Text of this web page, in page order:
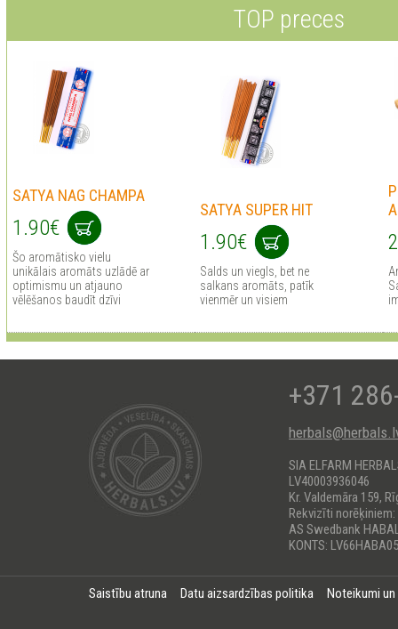
TOP preces
SATYA NAG CHAMPA
1.90€
Šo aromātisko vielu
unikālais aromāts uzlādē ar
optimismu un atjauno
vēlēšanos baudīt dzīvi
SATYA SUPER HIT
1.90€
Salds un viegls, bet ne
salkans aromāts, patīk
vienmēr un visiem
+371
SIA ELFARM
LV40003936046
Kr. Valdemāra 159,
Rekvizīti norēķiniem:
AS Swedbank
KONTS:
Saistību atruna Datu aizsardzības politika Noteikumi